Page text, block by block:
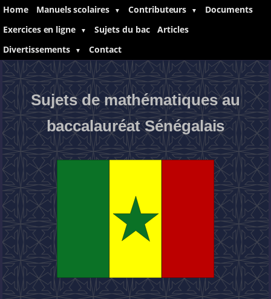
Home Manuels scolaires ▼ Contributeurs ▼
Documents
Exercices en ligne
▼ Sujets du bac
Articles
Divertissements
▼ Contact
Sujets de mathématiques au
baccalauréat Sénégalais